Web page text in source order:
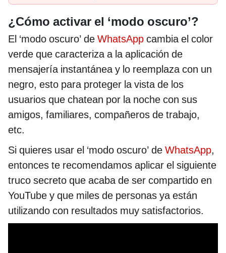
¿Cómo activar el ‘modo oscuro’?
El ‘modo oscuro’ de WhatsApp cambia el color
verde que caracteriza a la aplicación de
mensajería instantánea y lo reemplaza con un
negro, esto para proteger la vista de los
usuarios que chatean por la noche con sus
amigos, familiares, compañeros de trabajo,
etc.
Si quieres usar el ‘modo oscuro’ de WhatsApp,
entonces te recomendamos aplicar el siguiente
truco secreto que acaba de ser compartido en
YouTube y que miles de personas ya están
utilizando con resultados muy satisfactorios.